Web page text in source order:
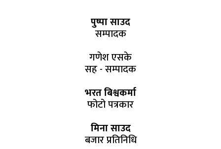
पुष्पा साउद
सम्पादक
गणेश एसके
सह - सम्पादक
भरत बिश्वकर्मा
फोटो पत्रकार
मिना साउद
बजार प्रतिनिधि